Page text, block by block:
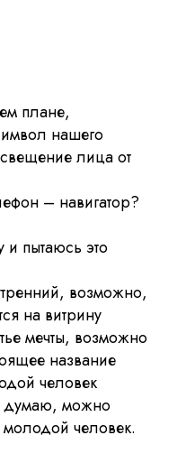
плане,
нашего
лица от
– навигатор?
пытаюсь это
возможно,
на витрину
мечты, возможно
название
человек
думаю, можно
человек.